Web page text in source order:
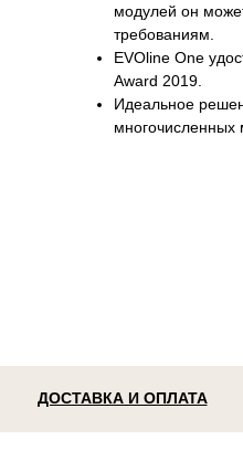
модулей он
требованиям.
EVOline One
Award 2019.
Идеальное
многочисленных
ДОСТАВКА И ОПЛАТА